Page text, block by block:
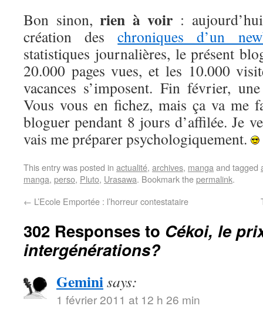
Bon sinon,rien à voir :
création deschroniques d’un
statistiques journalières, le présent
20.000 pages vues, et les 10.000
vacances s’imposent. Fin février,
Vous vous en fichez, mais ça va me
bloguer pendant 8 jours d’affilée. Je
vais me préparer psychologiquement.
This entry was posted in actualité, archives, manga and tagged
manga, perso, Pluto, Urasawa. Bookmark thepermalink.
← L’Ecole Emportée : l’horreur contestataire
302 Responses to Cékoi, le
intergénérations?
Geminisays:
1 février 2011 at 12 h 26 min